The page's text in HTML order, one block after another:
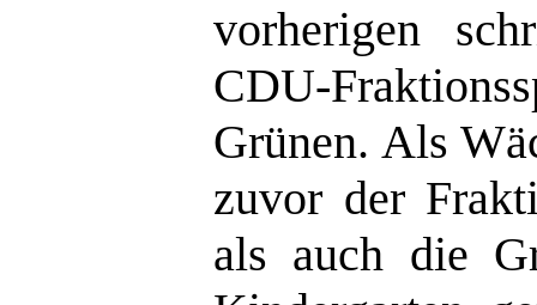
vorherigen
CDU-
Grünen. Als
zuvor der
als auch die